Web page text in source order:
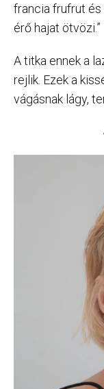
francia frufrut
érő hajat ötvözi.”
A titka ennek a
rejlik. Ezek a
vágásnak lágy,